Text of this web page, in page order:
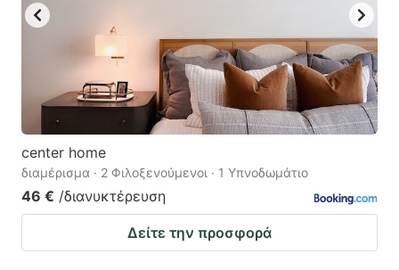
center home
διαμέρισμα · 2 Φιλοξενούμενοι · 1 Υπνοδωμάτιο
46 € /διανυκτέρευση
Δείτε την προσφορά